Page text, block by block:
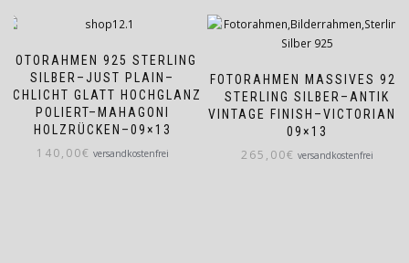
FOTORAHMEN 925 STERLING
SILBER–JUST PLAIN–
SCHLICHT GLATT HOCHGLANZ
POLIERT–MAHAGONI
HOLZRÜCKEN–09×13
140,00€ versandkostenfrei
FOTORAHMEN MASSIVES 925
STERLING SILBER–ANTIK
VINTAGE FINISH–VICTORIAN–
09×13
265,00€ versandkostenfrei